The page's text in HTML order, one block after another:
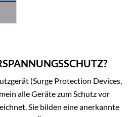
(Surge Protection Devices,
alle Geräte zum Schutz vor
Sie bilden eine anerkannte